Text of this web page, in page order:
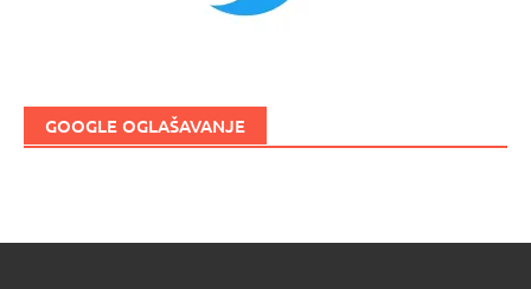
GOOGLE OGLAŠAVANJE